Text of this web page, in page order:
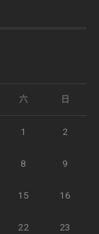
六 日
1 2
8 9
15 16
22 23